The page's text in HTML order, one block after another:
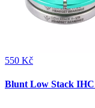
550 Kč
Blunt Low Stack IHC